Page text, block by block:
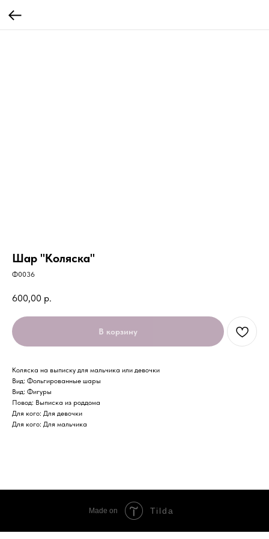
Шар "Коляска"
Ф0036
600,00 р.
В корзину
Коляска на выписку для мальчика или девочки
Вид: Фольгированные шары
Вид: Фигуры
Повод: Выписка из роддома
Для кого: Для девочки
Для кого: Для мальчика
Made on Tilda